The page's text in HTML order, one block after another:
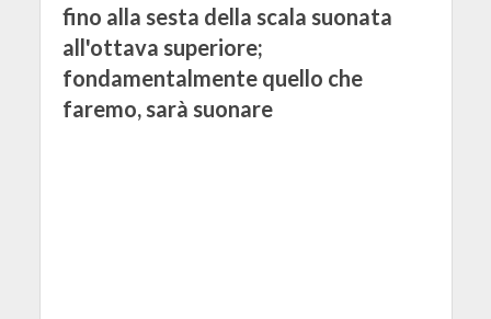
fino alla sesta della scala suonata
all'ottava superiore;
fondamentalmente quello che
faremo, sarà suonare